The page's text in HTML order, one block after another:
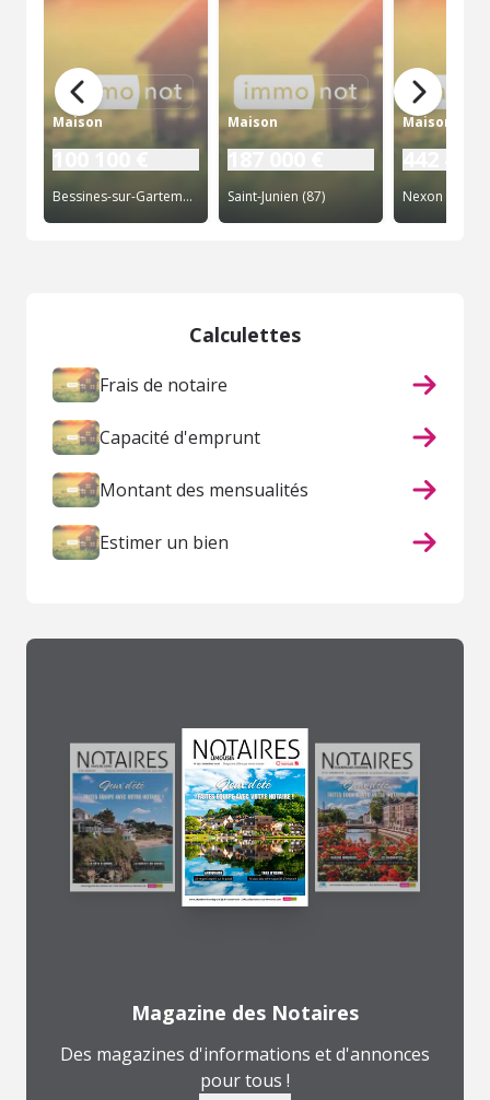
Maison
100 100 €
Bessines-sur-Gartempe (87)
Maison
187 000 €
Saint-Junien (87)
Maison
442 400
Nexon (87)
Calculettes
Frais de notaire
Capacité d'emprunt
Montant des mensualités
Estimer un bien
Magazine des Notaires
Des magazines d'informations et d'annonces
pour tous !